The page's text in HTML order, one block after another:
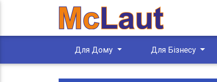
Для Дому Для Бізнесу